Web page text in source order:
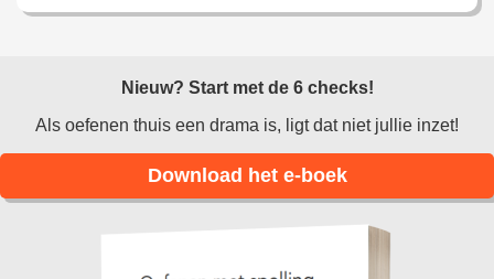
Nieuw? Start met de 6 checks!
Als oefenen thuis een drama is, ligt dat niet jullie inzet!
Download het e-boek